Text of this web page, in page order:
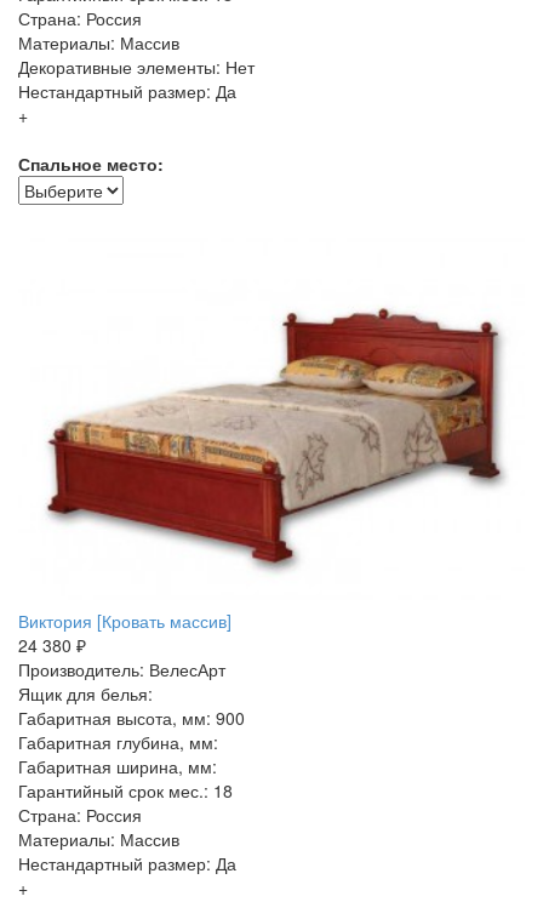
Страна: Россия
Материалы: Массив
Декоративные элементы: Нет
Нестандартный размер: Да
+
Спальное место:
Виктория [Кровать массив]
24 380 ₽
Производитель: ВелесАрт
Ящик для белья:
Габаритная высота, мм: 900
Габаритная глубина, мм:
Габаритная ширина, мм:
Гарантийный срок мес.: 18
Страна: Россия
Материалы: Массив
Нестандартный размер: Да
+